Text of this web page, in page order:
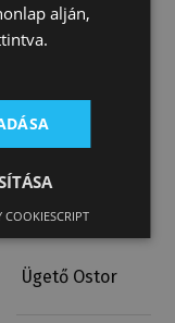
Ügető Ostor
alján,
COOKIESCRIPT